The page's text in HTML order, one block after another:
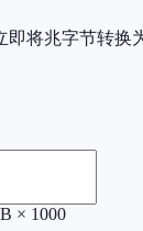
将兆字节转换
× 1000